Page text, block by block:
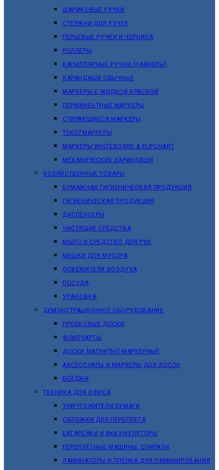
ШАРИКОВЫЕ РУЧКИ
СТЕРЖНИ ДЛЯ РУЧЕК
ПЕРЬЕВЫЕ РУЧКИ И ЧЕРНИЛА
РОЛЛЕРЫ
КАПИЛЛЯРНЫЕ РУЧКИ (ЛАЙНЕРЫ)
КАРАНДАШИ ОБЫЧНЫЕ
МАРКЕРЫ C ЖИДКОЙ КРАСКОЙ
ПЕРМАНЕНТНЫЕ МАРКЕРЫ
СТИРАЮЩИЕСЯ МАРКЕРЫ
ТЕКСТМАРКЕРЫ
МАРКЕРЫ WHITEBOARD & FLIPCHART
МЕХАНИЧЕСКИЕ КАРАНДАШИ
ХОЗЯЙСТВЕННЫЕ ТОВАРЫ
БУМАЖНАЯ ГИГИЕНИЧЕСКАЯ ПРОДУКЦИЯ
ГИГИЕНИЧЕСКАЯ ПРОДУКЦИЯ
ДИСПЕНСЕРЫ
ЧИСТЯЩИЕ СРЕДСТВА
МЫЛО И СРЕДСТВО ДЛЯ РУК
МЕШКИ ДЛЯ МУСОРА
ОСВЕЖИТЕЛИ ВОЗДУХА
ПОСУДА
УПАКОВКА
ДЕМОНСТРАЦИОННОЕ ОБОРУДОВАНИЕ
ПРОБКОВЫЕ ДОСКИ
ФЛИПЧАРТЫ
ДОСКИ МАГНИТНО-МАРКЕРНЫЕ
АКСЕССУАРЫ И МАРКЕРЫ ДЛЯ ДОСОК
БЕЙДЖИ
ТЕХНИКА ДЛЯ ОФИСА
УНИЧТОЖИТЕЛИ БУМАГИ
ОБЛОЖКИ ДЛЯ ПЕРЕПЛЕТА
БАТАРЕЙКИ И АККУМУЛЯТОРЫ
ПЕРЕПЛЕТНЫЕ МАШИНЫ, СПИРАЛИ
ЛАМИНАТОРЫ И ПЛЕНКА ДЛЯ ЛАМИНИРОВАНИЯ